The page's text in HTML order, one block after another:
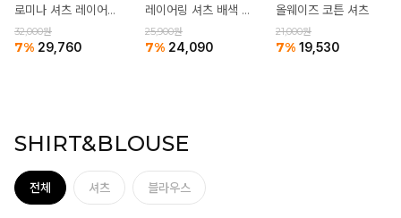
레이어링 셔츠 배색 니트 2탄
25,900원
7% 24,090
올웨이즈 코튼 셔츠
21,000원
7% 19,530
26,900원
7% 25,020
SHIRT&BLOUSE
전체 셔츠 블라우스